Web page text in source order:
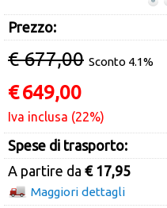
Prezzo:
€ 677,00 Sconto 4.1%
€649,00
Iva inclusa (22%)
Spese di trasporto:
A partire da € 17,95
Maggiori dettagli